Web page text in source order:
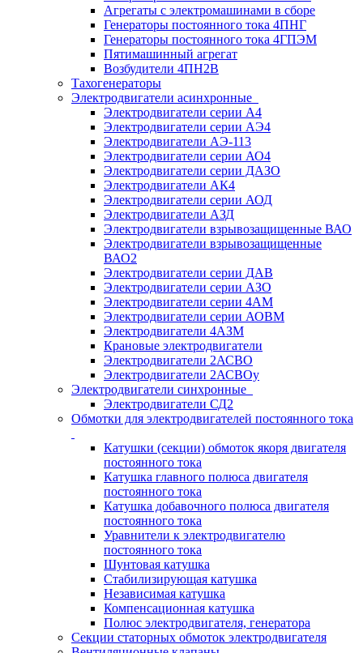
Агрегаты с электромашинами в сборе
Генераторы постоянного тока 4ПНГ
Генераторы постоянного тока 4ГПЭМ
Пятимашинный агрегат
Возбудители 4ПН2В
Тахогенераторы
Электродвигатели асинхронные
Электродвигатели серии А4
Электродвигатели серии АЭ4
Электродвигатели АЭ-113
Электродвигатели серии АО4
Электродвигатели серии ДАЗО
Электродвигатели АК4
Электродвигатели серии АОД
Электродвигатели АЗД
Электродвигатели взрывозащищенные ВАО
Электродвигатели взрывозащищенные
ВАО2
Электродвигатели серии ДАВ
Электродвигатели серии АЗО
Электродвигатели серии 4АМ
Электродвигатели серии АОВМ
Электродвигатели 4АЗМ
Крановые электродвигатели
Электродвигатели 2АСВО
Электродвигатели 2АСВОу
Электродвигатели синхронные
Электродвигатели СД2
Обмотки для электродвигателей постоянного тока
Катушки (секции) обмоток якоря двигателя
постоянного тока
Катушка главного полюса двигателя
постоянного тока
Катушка добавочного полюса двигателя
постоянного тока
Уравнители к электродвигателю
постоянного тока
Шунтовая катушка
Стабилизирующая катушка
Независимая катушка
Компенсационная катушка
Полюс электродвигателя, генератора
Секции статорных обмоток электродвигателя